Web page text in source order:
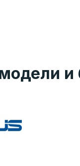
и